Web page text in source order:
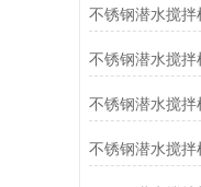
不锈钢潜水搅
不锈钢潜水搅